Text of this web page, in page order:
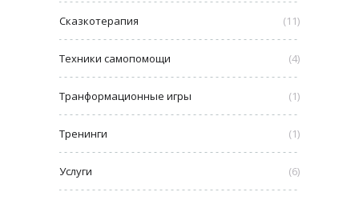
Сказкотерапия (11)
Техники самопомощи (4)
Транформационные игры (1)
Тренинги (1)
Услуги (6)